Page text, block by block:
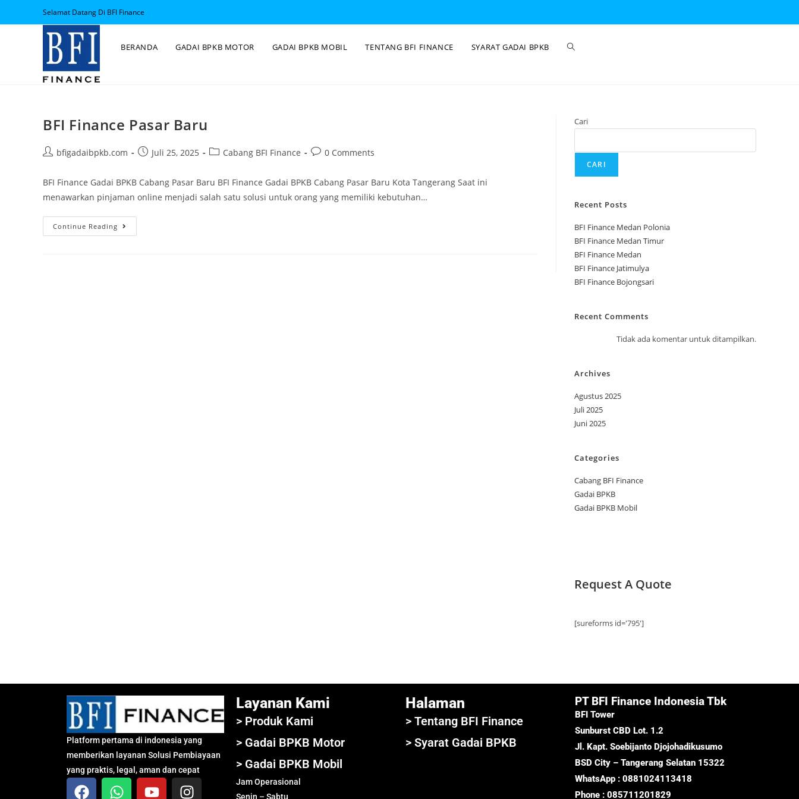
Selamat Datang Di BFI Finance
BERANDA GADAI BPKB MOTOR GADAI BPKB MOBIL TENTANG BFI FINANCE SYARAT GADAI BPKB
BFI Finance Pasar Baru
bfigadaibpkb.com Juli 25, 2025 Cabang BFI Finance 0 Comments
BFI Finance Gadai BPKB Cabang Pasar Baru BFI Finance Gadai BPKB Cabang Pasar Baru Kota Tangerang Saat ini
menawarkan pinjaman online menjadi salah satu solusi untuk orang yang memiliki kebutuhan…
Continue Reading
Cari
CARI
Recent Posts
BFI Finance Medan Polonia
BFI Finance Medan Timur
BFI Finance Medan
BFI Finance Jatimulya
BFI Finance Bojongsari
Recent Comments
Tidak ada komentar untuk ditampilkan.
Archives
Agustus 2025
Juli 2025
Juni 2025
Categories
Cabang BFI Finance
Gadai BPKB
Gadai BPKB Mobil
Request A Quote
[sureforms id='795']
Platform pertama di indonesia yang
memberikan layanan Solusi Pembiayaan
yang praktis, legal, aman dan cepat
Layanan Kami
> Produk Kami
> Gadai BPKB Motor
> Gadai BPKB Mobil
Jam Operasional
Senin – Sabtu
Halaman
> Tentang BFI Finance
> Syarat Gadai BPKB
PT BFI Finance Indonesia Tbk
BFI Tower
Sunburst CBD Lot. 1.2
Jl. Kapt. Soebijanto Djojohadikusumo
BSD City – Tangerang Selatan 15322
WhatsApp : 0881024113418
Phone : 085711201829